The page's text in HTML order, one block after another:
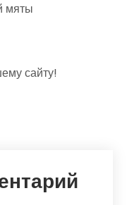
мяты
сайту!